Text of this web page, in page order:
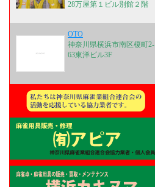
28万屋第１ビル別館２階
OTO
神奈川県横浜市南区榎町2-
63東洋ビル3F